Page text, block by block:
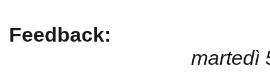
Feedback:
martedì